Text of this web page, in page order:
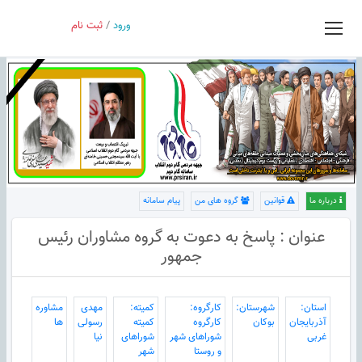
ورود / ثبت نام
درباره ما قوانین گروه های من پیام سامانه
عنوان : پاسخ به دعوت به گروه مشاوران رئیس
جمهور
استان:
آذربایجان
غربی
شهرستان:
بوکان
کارگروه:
کارگروه
شوراهای شهر
و روستا
کمیته:
کمیته
شوراهای
شهر
مهدى
رسولى
نيا
مشاوره
ها